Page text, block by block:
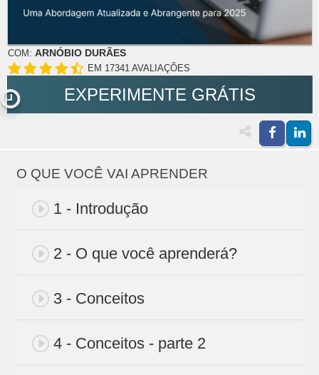
COM: ARNÓBIO DURÃES
EM 17341 AVALIAÇÕES
EXPERIMENTE GRÁTIS
O QUE VOCÊ VAI APRENDER
1 - Introdução
2 - O que você aprenderá?
3 - Conceitos
4 - Conceitos - parte 2